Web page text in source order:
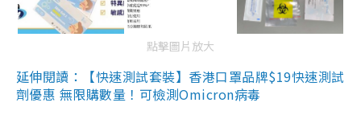
點擊圖片放大
延伸閱讀：【快速測試套裝】香港口罩品牌$19快速測試
劑優惠 無限購數量！可檢測Omicron病毒